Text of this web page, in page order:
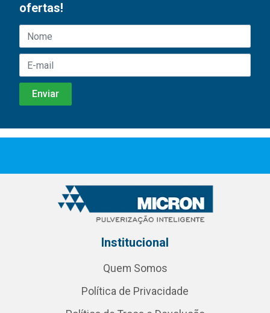
ofertas!
Institucional
Quem Somos
Política de Privacidade